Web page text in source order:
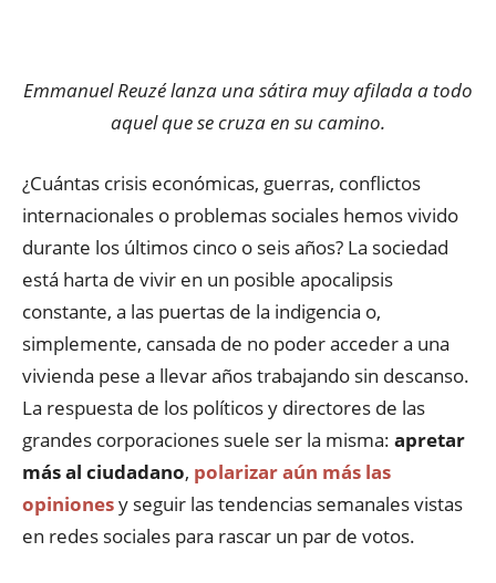
Emmanuel Reuzé lanza una sátira muy afilada a todo
aquel que se cruza en su camino.
¿Cuántas crisis económicas, guerras, conflictos
internacionales o problemas sociales hemos vivido
durante los últimos cinco o seis años? La sociedad
está harta de vivir en un posible apocalipsis
constante, a las puertas de la indigencia o,
simplemente, cansada de no poder acceder a una
vivienda pese a llevar años trabajando sin descanso.
La respuesta de los políticos y directores de las
grandes corporaciones suele ser la misma: apretar
más al ciudadano, polarizar aún más las
opinionesy seguir las tendencias semanales vistas
en redes sociales para rascar un par de votos.